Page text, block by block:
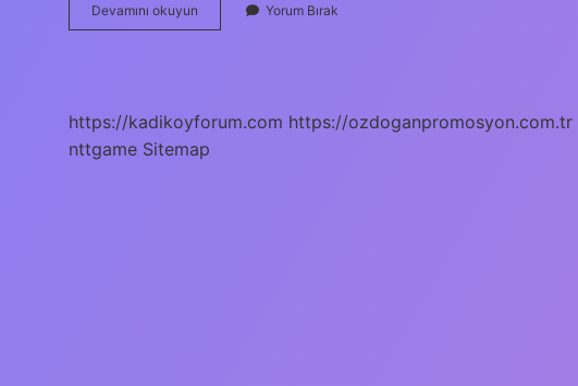
Devamını okuyun
Mı
Yorum Bırak
https://kadikoyforum.com https://ozdoganpromosyon.com.tr
nttgame Sitemap